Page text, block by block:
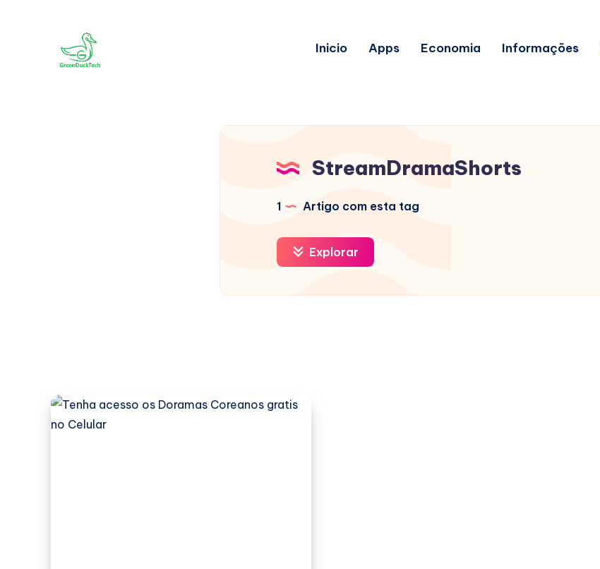
Inicio Apps Economia Informações
StreamDramaShorts
1 Artigo com esta tag
Explorar